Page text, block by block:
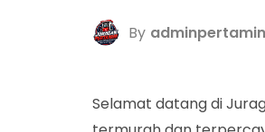
By
Selamat datang di